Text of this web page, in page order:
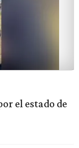
el estado de